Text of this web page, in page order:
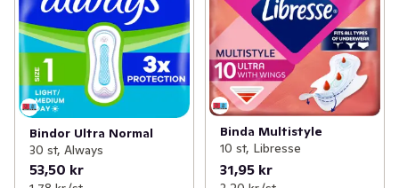
Bindor Ultra Normal
30 st, Always
53,50 kr
Binda Multistyle
10 st, Libresse
31,95 kr